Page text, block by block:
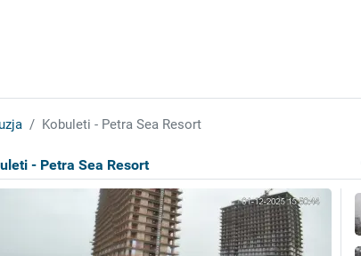
Kobuleti - Petra Sea Resort
- Petra Sea Resort